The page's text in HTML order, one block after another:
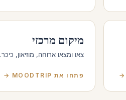
מיקום מרכזי
צאו ומצאו ארוחה, מוזיאון, כיכר.
פתחו את MOODTRIP →